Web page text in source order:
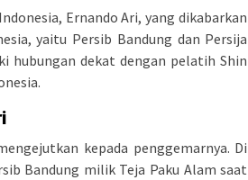
Ernando Ari, yang dikabarkan
yaitu Persib Bandung dan Persija
hubungan dekat dengan pelatih Shin
kepada penggemarnya. Di
Bandung milik Teja Paku Alam saat